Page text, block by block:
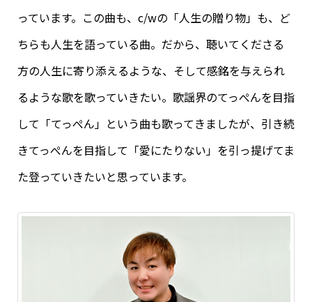
っています。この曲も、c/wの「人生の贈り物」も、ど
ちらも人生を語っている曲。だから、聴いてくださる
方の人生に寄り添えるような、そして感銘を与えられ
るような歌を歌っていきたい。歌謡界のてっぺんを目指
して「てっぺん」という曲も歌ってきましたが、引き続
きてっぺんを目指して「愛にたりない」を引っ提げてま
た登っていきたいと思っています。